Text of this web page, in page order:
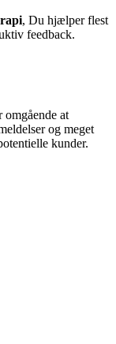
, Du hjælper flest
feedback.
at
og meget
kunder.